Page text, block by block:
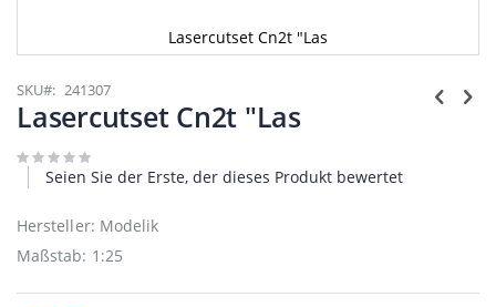
Lasercutset Cn2t "Las
Anfang
der
Bildgalerie
SKU 241307
Lasercutset Cn2t "Las
Seien Sie der Erste, der dieses Produkt bewertet
Hersteller: Modelik
Maßstab: 1:25